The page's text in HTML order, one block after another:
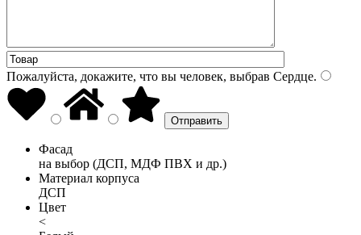
Пожалуйста, докажите, что вы человек, выбрав Сердце.
Фасад
на выбор (ДСП, МДФ ПВХ и др.)
Материал корпуса
ДСП
Цвет
<